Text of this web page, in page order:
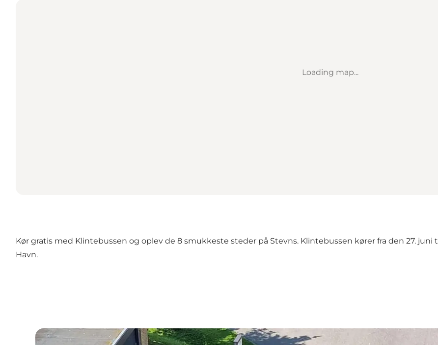
Loading map...
Kør gratis med Klintebussen og oplev de 8 smukkeste steder på Stevns. Klintebussen kører fra den 27.
Havn.